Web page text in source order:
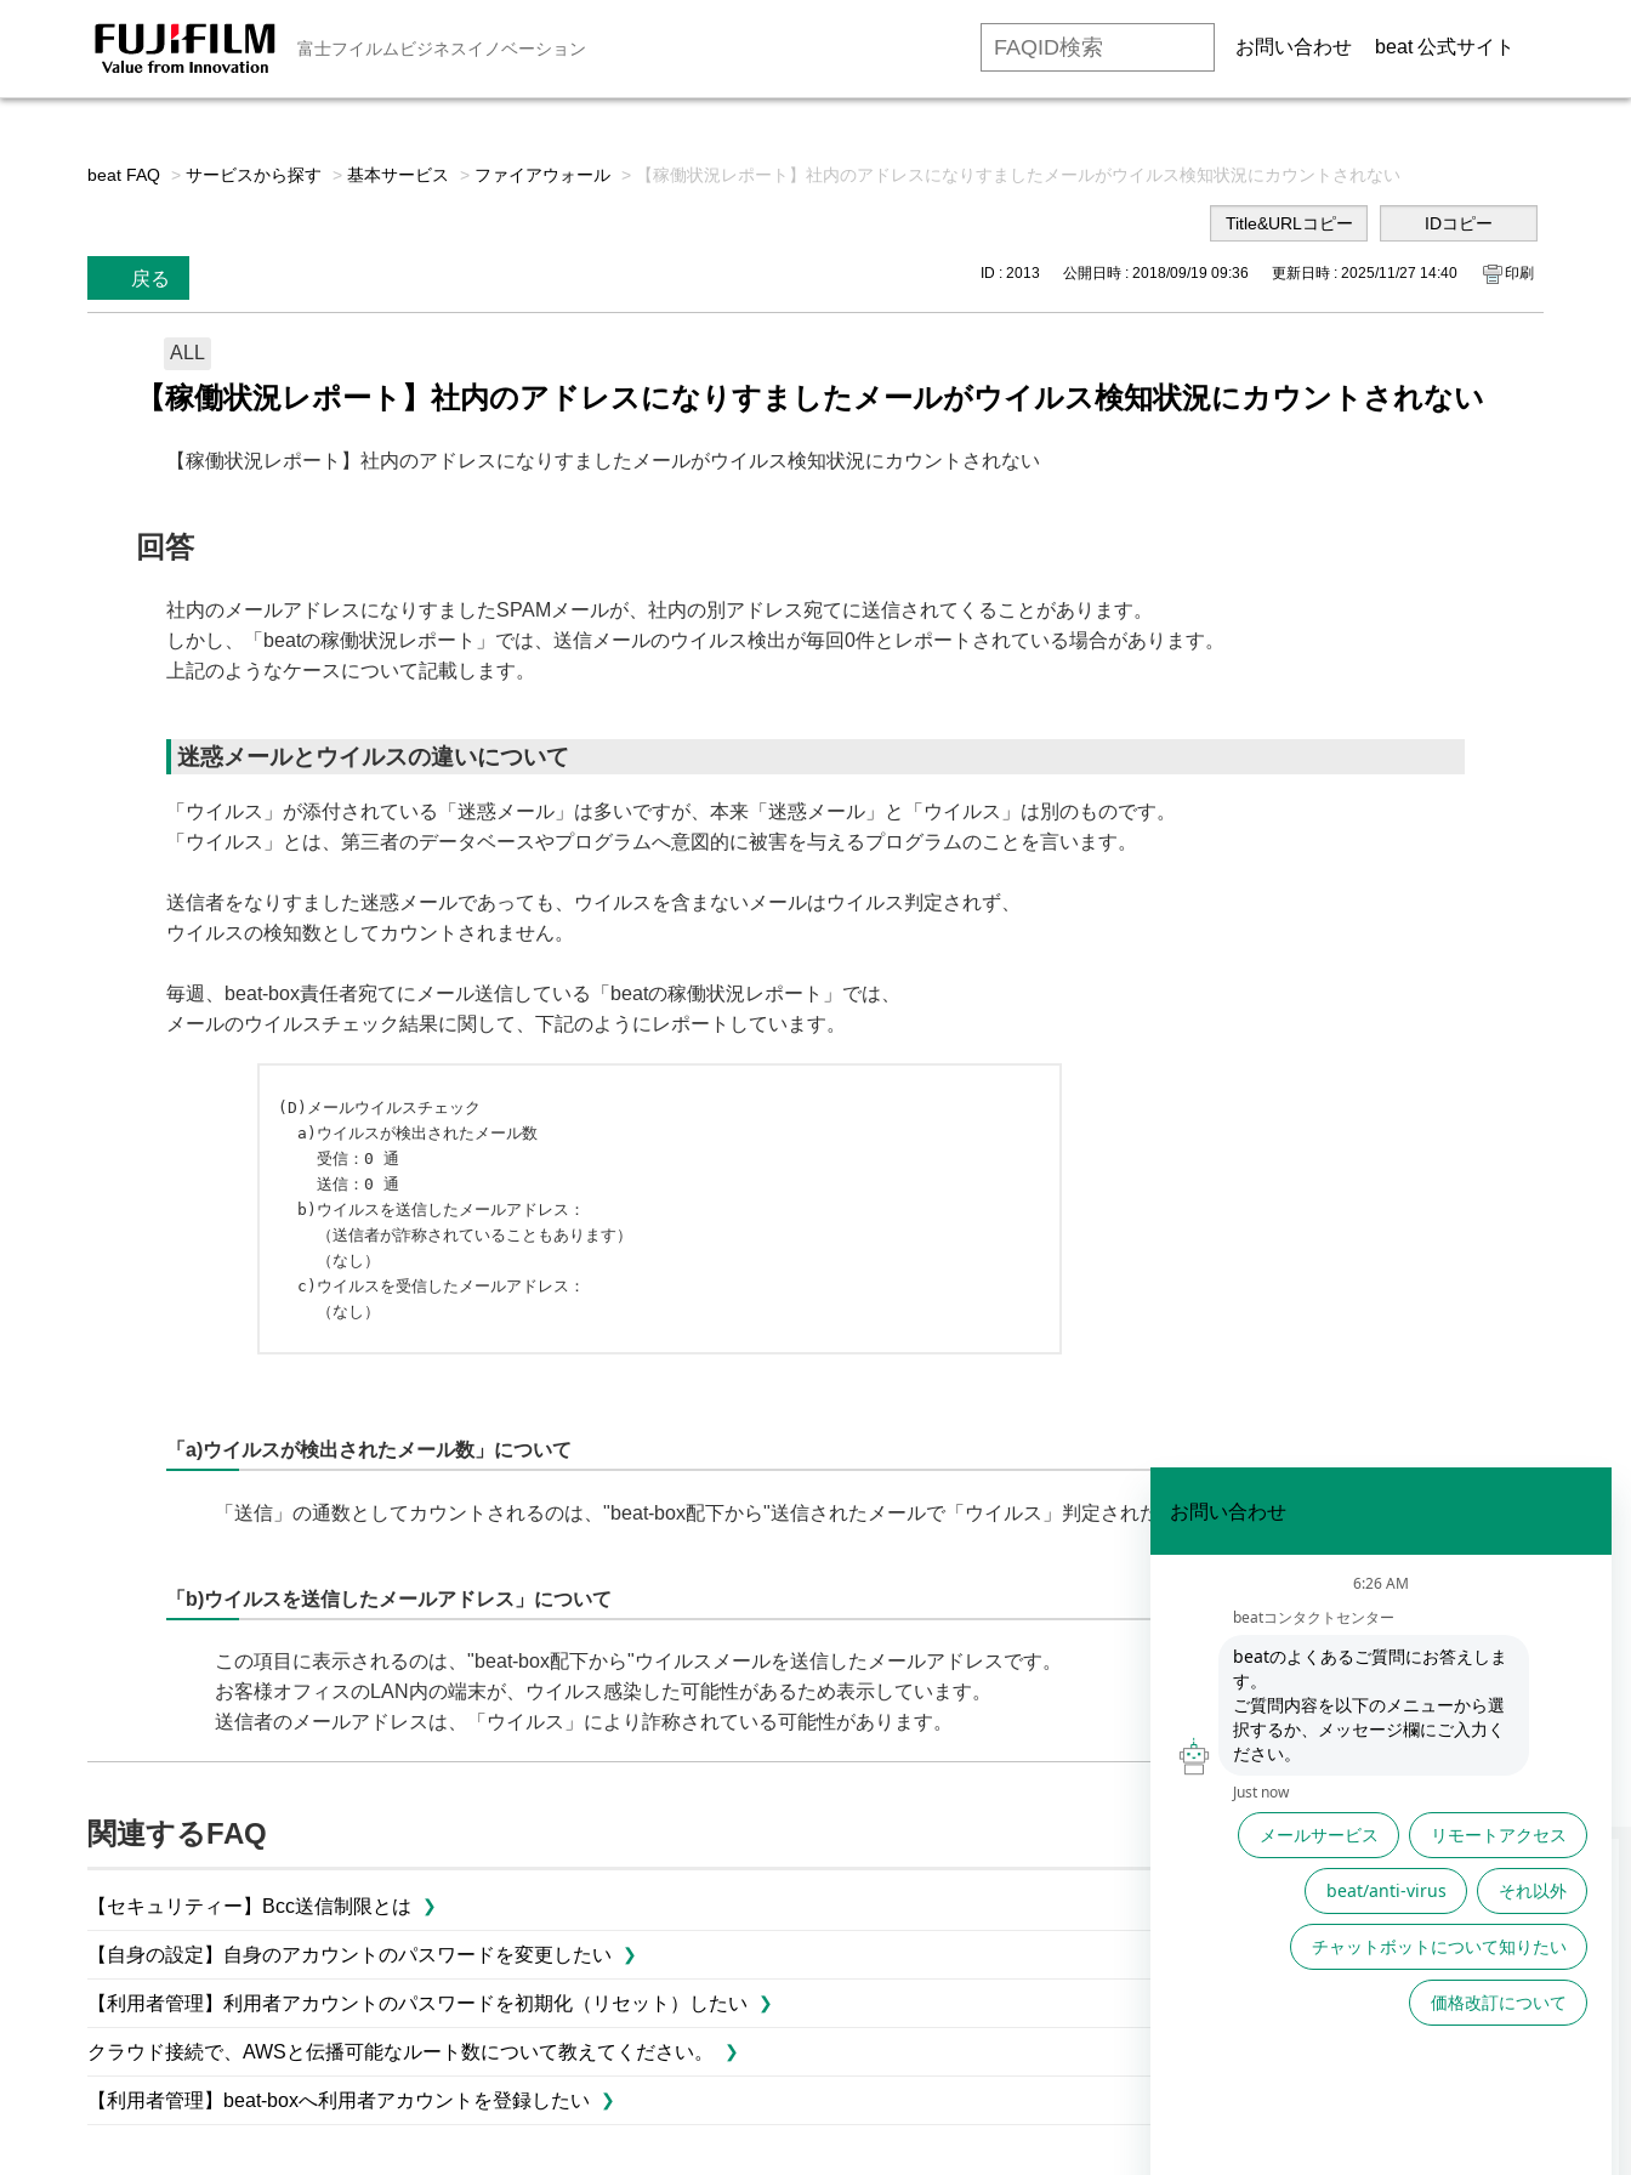
富士フイルムビジネスイノベーション お問い合わせ beat 公式サイト
beat FAQ > サービスから探す > 基本サービス > ファイアウォール > 【稼働状況レポート】社内のアドレスになりすましたメールがウイルス検知状況にカウントされない
戻る ID : 2013 公開日時 : 2018/09/19 09:36 更新日時 : 2025/11/27 14:40 印刷
ALL
【稼働状況レポート】社内のアドレスになりすましたメールがウイルス検知状況にカウントされない
【稼働状況レポート】社内のアドレスになりすましたメールがウイルス検知状況にカウントされない
回答
社内のメールアドレスになりすましたSPAMメールが、社内の別アドレス宛てに送信されてくることがあります。
しかし、「beatの稼働状況レポート」では、送信メールのウイルス検出が毎回0件とレポートされている場合があります。
上記のようなケースについて記載します。
迷惑メールとウイルスの違いについて
「ウイルス」が添付されている「迷惑メール」は多いですが、本来「迷惑メール」と「ウイルス」は別のものです。
「ウイルス」とは、第三者のデータベースやプログラムへ意図的に被害を与えるプログラムのことを言います。
送信者をなりすました迷惑メールであっても、ウイルスを含まないメールはウイルス判定されず、
ウイルスの検知数としてカウントされません。
毎週、beat-box責任者宛てにメール送信している「beatの稼働状況レポート」では、
メールのウイルスチェック結果に関して、下記のようにレポートしています。
(D)メールウイルスチェック
「a)ウイルスが検出されたメール数」について
「送信」の通数としてカウントされるのは、"beat-box配下から"送信されたメールで「ウイルス」判定されたものです。
「b)ウイルスを送信したメールアドレス」について
この項目に表示されるのは、"beat-box配下から"ウイルスメールを送信したメールアドレスです。
お客様オフィスのLAN内の端末が、ウイルス感染した可能性があるため表示しています。
送信者のメールアドレスは、「ウイルス」により詐称されている可能性があります。
関連するFAQ
【セキュリティー】Bcc送信制限とは
【自身の設定】自身のアカウントのパスワードを変更したい
【利用者管理】利用者アカウントのパスワードを初期化（リセット）したい
クラウド接続で、AWSと伝播可能なルート数について教えてください。
【利用者管理】beat-boxへ利用者アカウントを登録したい
FAQは役に立ちましたか？